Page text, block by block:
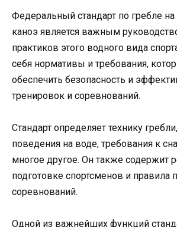
Федеральный стандарт по гребле на
каноэ является важным
практиков этого водного вида
себя нормативы и требования,
обеспечить безопасность и
тренировок и соревнований.
Стандарт определяет технику
поведения на воде, требования к
многое другое. Он также содержит
подготовке спортсменов и правила
соревнований.
Одной из важнейших функций